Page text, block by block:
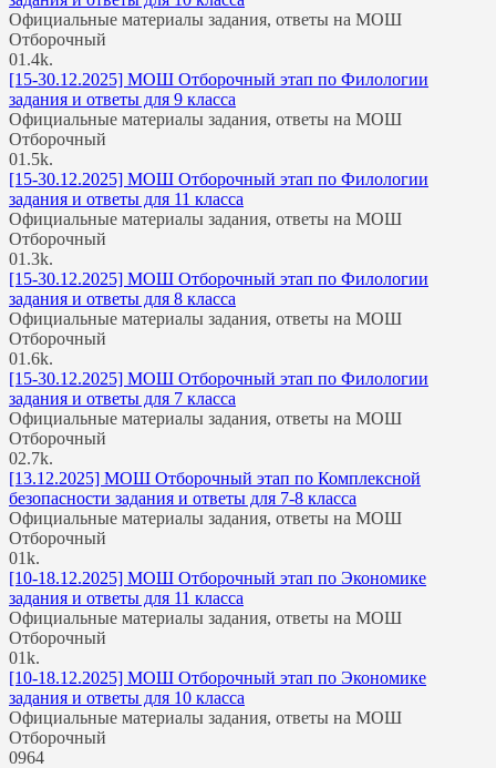
Официальные материалы задания, ответы на МОШ
Отборочный
01.4k.
[15-30.12.2025] МОШ Отборочный этап по Филологии
задания и ответы для 9 класса
Официальные материалы задания, ответы на МОШ
Отборочный
01.5k.
[15-30.12.2025] МОШ Отборочный этап по Филологии
задания и ответы для 11 класса
Официальные материалы задания, ответы на МОШ
Отборочный
01.3k.
[15-30.12.2025] МОШ Отборочный этап по Филологии
задания и ответы для 8 класса
Официальные материалы задания, ответы на МОШ
Отборочный
01.6k.
[15-30.12.2025] МОШ Отборочный этап по Филологии
задания и ответы для 7 класса
Официальные материалы задания, ответы на МОШ
Отборочный
02.7k.
[13.12.2025] МОШ Отборочный этап по Комплексной
безопасности задания и ответы для 7-8 класса
Официальные материалы задания, ответы на МОШ
Отборочный
01k.
[10-18.12.2025] МОШ Отборочный этап по Экономике
задания и ответы для 11 класса
Официальные материалы задания, ответы на МОШ
Отборочный
01k.
[10-18.12.2025] МОШ Отборочный этап по Экономике
задания и ответы для 10 класса
Официальные материалы задания, ответы на МОШ
Отборочный
0964